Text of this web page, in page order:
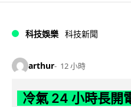
科技娛樂 科技新聞
arthur 12 小時
冷氣 24 小時長開